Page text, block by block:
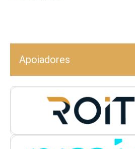
Apoiadores